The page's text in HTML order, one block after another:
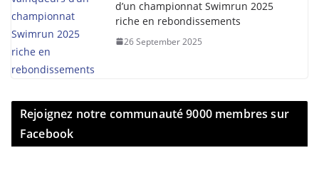
d’un championnat Swimrun 2025
riche en rebondissements
26 September 2025
Rejoignez notre communauté 9000 membres sur
Facebook